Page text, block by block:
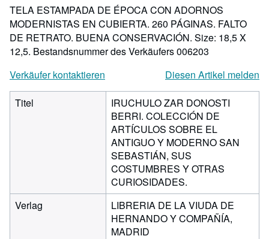
TELA ESTAMPADA DE ÉPOCA CON ADORNOS
MODERNISTAS EN CUBIERTA. 260 PÁGINAS. FALTO
DE RETRATO. BUENA CONSERVACIÓN. Size: 18,5 X
12,5. Bestandsnummer des Verkäufers 006203
Verkäufer kontaktieren
Diesen Artikel melden
Titel
IRUCHULO ZAR DONOSTI
BERRI. COLECCIÓN DE
ARTÍCULOS SOBRE EL
ANTIGUO Y MODERNO SAN
SEBASTIÁN, SUS
COSTUMBRES Y OTRAS
CURIOSIDADES.
Verlag
LIBRERIA DE LA VIUDA DE
HERNANDO Y COMPAÑÍA,
MADRID